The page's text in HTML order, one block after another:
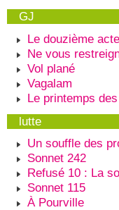
GJ
Le douzième acte
Ne vous
Vol plané
Vagalam
Le printemps
lutte
Un souffle des
Sonnet 242
Refusé 10 : La
Sonnet 115
À Pourville